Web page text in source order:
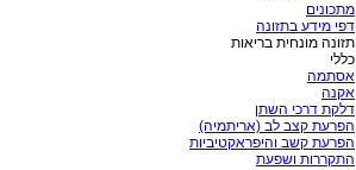
מתכונים
דפי מידע בתזונה
תזונה מונחית בריאות
כללי
אסתמה
אקנה
דלקת דרכי השתן
הפרעת קצב לב (אריתמיה)
הפרעת קשב והיפראקטיביות
התקררות ושפעת